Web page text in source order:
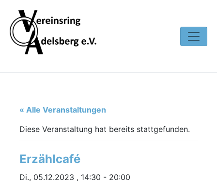
« Alle Veranstaltungen
Diese Veranstaltung hat bereits stattgefunden.
Erzählcafé
Di., 05.12.2023 , 14:30 - 20:00